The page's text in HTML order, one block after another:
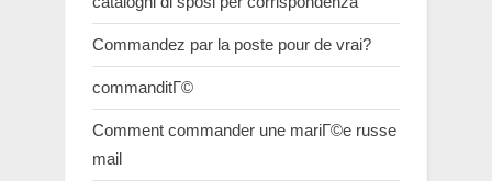
Commandez par la poste pour de vrai?
commanditГ©
Comment commander une mariГ©e russe
mail